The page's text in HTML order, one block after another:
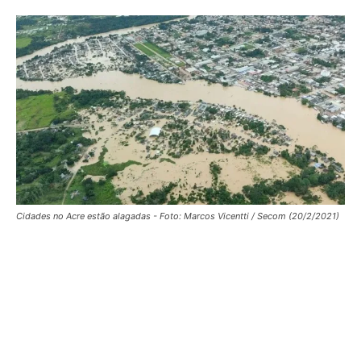
Cidades no Acre estão alagadas - Foto: Marcos Vicentti / Secom (20/2/2021)